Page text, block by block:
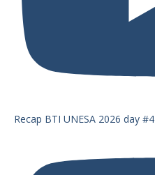
Recap BTI UNESA 2026 day #4